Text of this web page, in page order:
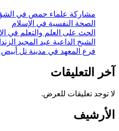
مشاركة علماء حمص في
الصحة النفسية في الإسلام
الحث على العلم والتعلم في
الشيخ الداعية عبد المجيد
فرع المعهد في مدينة تل أبيض
آخر التعليقات
لا توجد تعليقات للعرض.
الأرشيف